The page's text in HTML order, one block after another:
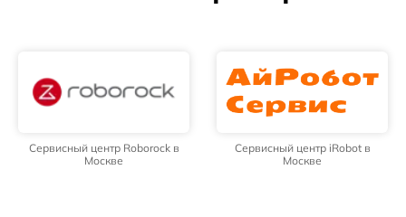
Сервисный центр Roborock в
Москве
Сервисный центр iRobot в
Москве